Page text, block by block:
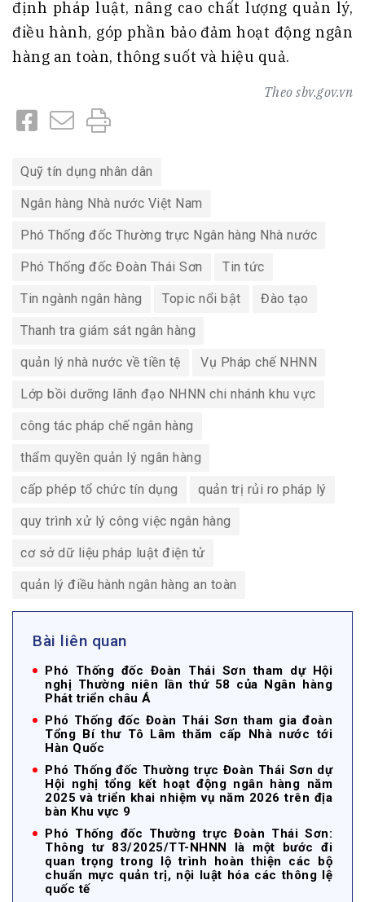
định pháp luật, nâng cao chất lượng quản lý,
điều hành, góp phần bảo đảm hoạt động ngân
hàng an toàn, thông suốt và hiệu quả.
Theo sbv.gov.vn
Quỹ tín dụng nhân dân
Ngân hàng Nhà nước Việt Nam
Phó Thống đốc Thường trực Ngân hàng Nhà nước
Phó Thống đốc Đoàn Thái Sơn Tin tức
Tin ngành ngân hàng Topic nổi bật Đào tạo
Thanh tra giám sát ngân hàng
quản lý nhà nước về tiền tệ Vụ Pháp chế NHNN
Lớp bồi dưỡng lãnh đạo NHNN chi nhánh khu vực
công tác pháp chế ngân hàng
thẩm quyền quản lý ngân hàng
cấp phép tổ chức tín dụng quản trị rủi ro pháp lý
quy trình xử lý công việc ngân hàng
cơ sở dữ liệu pháp luật điện tử
quản lý điều hành ngân hàng an toàn
Bài liên quan
Phó Thống đốc Đoàn Thái Sơn tham dự Hội
nghị Thường niên lần thứ 58 của Ngân hàng
Phát triển châu Á
Phó Thống đốc Đoàn Thái Sơn tham gia đoàn
Tổng Bí thư Tô Lâm thăm cấp Nhà nước tới
Hàn Quốc
Phó Thống đốc Thường trực Đoàn Thái Sơn dự
Hội nghị tổng kết hoạt động ngân hàng năm
2025 và triển khai nhiệm vụ năm 2026 trên địa
bàn Khu vực 9
Phó Thống đốc Thường trực Đoàn Thái Sơn:
Thông tư 83/2025/TT-NHNN là một bước đi
quan trọng trong lộ trình hoàn thiện các bộ
chuẩn mực quản trị, nội luật hóa các thông lệ
quốc tế